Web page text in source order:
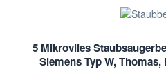
5 Mikrovlies
Siemens Typ W,